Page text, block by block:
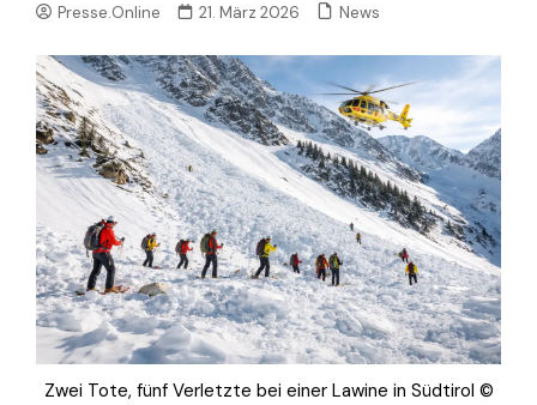
Presse.Online 21. März 2026 News
Zwei Tote, fünf Verletzte bei einer Lawine in Südtirol ©